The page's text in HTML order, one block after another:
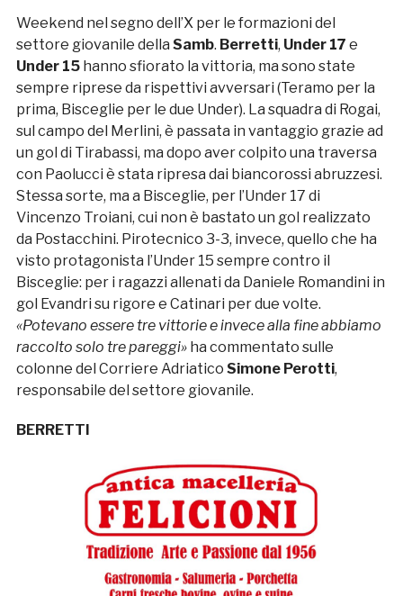
Weekend nel segno dell’X per le formazioni del
settore giovanile della Samb. Berretti, Under 17 e
Under 15hanno sfiorato la vittoria, ma sono state
sempre riprese da rispettivi avversari (Teramo per la
prima, Bisceglie per le due Under). La squadra di Rogai,
sul campo del Merlini, è passata in vantaggio grazie ad
un gol di Tirabassi, ma dopo aver colpito una traversa
con Paolucci è stata ripresa dai biancorossi abruzzesi.
Stessa sorte, ma a Bisceglie, per l’Under 17 di
Vincenzo Troiani, cui non è bastato un gol realizzato
da Postacchini. Pirotecnico 3-3, invece, quello che ha
visto protagonista l’Under 15 sempre contro il
Bisceglie: per i ragazzi allenati da Daniele Romandini in
gol Evandri su rigore e Catinari per due volte.
«Potevano essere tre vittorie e invece alla fine abbiamo
raccolto solo tre pareggi»ha commentato sulle
colonne del Corriere Adriatico Simone Perotti,
responsabile del settore giovanile.
BERRETTI